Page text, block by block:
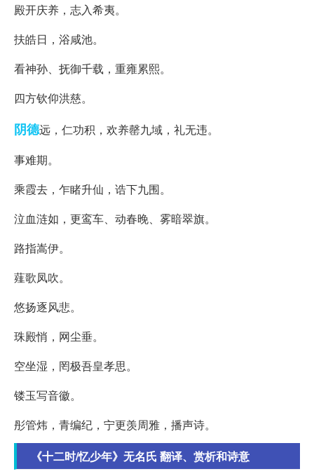
殿开庆养，志入希夷。
扶皓日，浴咸池。
看神孙、抚御千载，重雍累熙。
四方钦仰洪慈。
阴德远，仁功积，欢养罄九域，礼无违。
事难期。
乘霞去，乍睹升仙，诰下九围。
泣血涟如，更鸾车、动春晚、雾暗翠旗。
路指嵩伊。
薤歌凤吹。
悠扬逐风悲。
珠殿悄，网尘垂。
空坐湿，罔极吾皇孝思。
镂玉写音徽。
彤管炜，青编纪，宁更羡周雅，播声诗。
《十二时/忆少年》无名氏 翻译、赏析和诗意